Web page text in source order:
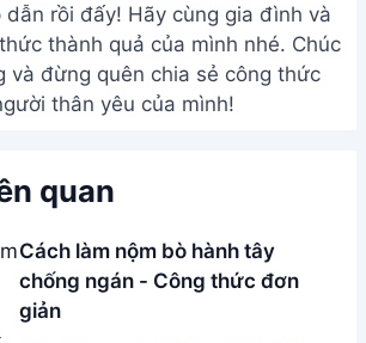
dẫn rồi đấy! Hãy cùng gia đình và
thành quả của mình nhé. Chúc
và đừng quên chia sẻ công thức
thân yêu của mình!
quan
Cách làm nộm bò hành tây
chống ngán - Công thức đơn
giản